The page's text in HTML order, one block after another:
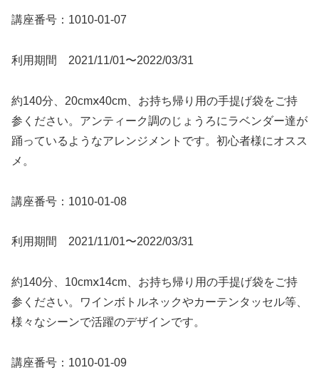
講座番号：1010-01-07
利用期間 2021/11/01〜2022/03/31
約140分、20cmⅹ40cm、お持ち帰り用の手提げ袋をご持
参ください。アンティーク調のじょうろにラベンダー達が
踊っているようなアレンジメントです。初心者様にオスス
メ。
講座番号：1010-01-08
利用期間 2021/11/01〜2022/03/31
約140分、10cmⅹ14cm、お持ち帰り用の手提げ袋をご持
参ください。ワインボトルネックやカーテンタッセル等、
様々なシーンで活躍のデザインです。
講座番号：1010-01-09